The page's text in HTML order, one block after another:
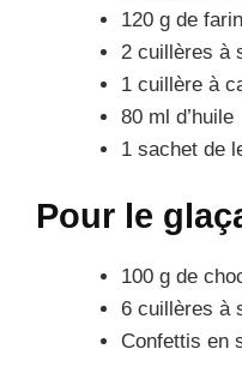
120 g de
2 cuillères à
1 cuillère à
80 ml d’huile
1 sachet de
Pour le
100 g de
6 cuillères à
Confettis en